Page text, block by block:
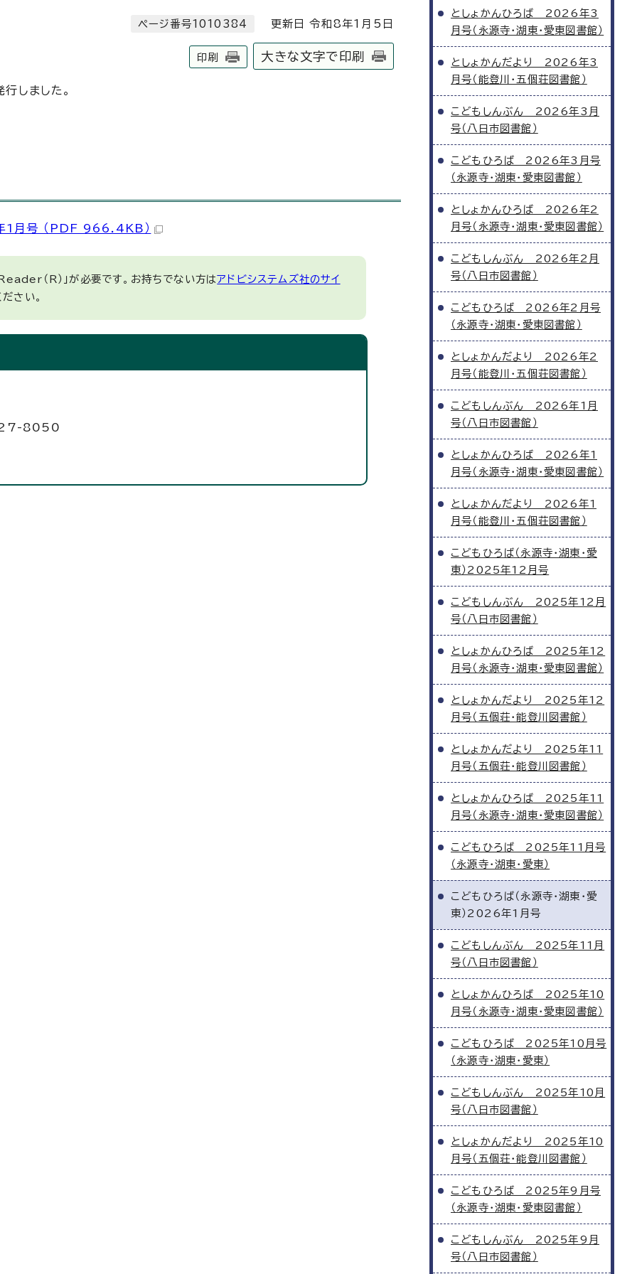
ページ番号1010384 更新日 令和8年1月5日
印刷 大きな文字で印刷
しました。
1月号 （PDF 966.4KB）
（R）」が必要です。お持ちでない方はアドビシステムズ社のサイ
さい。
8050
としょかんひろば 2026年3
月号（永源寺・湖東・愛東図書館）
としょかんだより 2026年3
月号（能登川・五個荘図書館）
こどもしんぶん 2026年3月
号（八日市図書館）
こどもひろば 2026年3月号
（永源寺・湖東・愛東図書館）
としょかんひろば 2026年2
月号（永源寺・湖東・愛東図書館）
こどもしんぶん 2026年2月
号（八日市図書館）
こどもひろば 2026年2月号
（永源寺・湖東・愛東図書館）
としょかんだより 2026年2
月号（能登川・五個荘図書館）
こどもしんぶん 2026年1月
号（八日市図書館）
としょかんひろば 2026年1
月号（永源寺・湖東・愛東図書館）
としょかんだより 2026年1
月号（能登川・五個荘図書館）
こどもひろば（永源寺・湖東・愛
東）2025年12月号
こどもしんぶん 2025年12月
号（八日市図書館）
としょかんひろば 2025年12
月号（永源寺・湖東・愛東図書館）
としょかんだより 2025年12
月号（五個荘・能登川図書館）
としょかんだより 2025年11
月号（五個荘・能登川図書館）
としょかんひろば 2025年11
月号（永源寺・湖東・愛東図書館）
こどもひろば 2025年11月号
（永源寺・湖東・愛東）
こどもひろば（永源寺・湖東・愛
東）2026年1月号
こどもしんぶん 2025年11月
号（八日市図書館）
としょかんひろば 2025年10
月号（永源寺・湖東・愛東図書館）
こどもひろば 2025年10月号
（永源寺・湖東・愛東）
こどもしんぶん 2025年10月
号（八日市図書館）
としょかんだより 2025年10
月号（五個荘・能登川図書館）
こどもひろば 2025年9月号
（永源寺・湖東・愛東図書館）
こどもしんぶん 2025年9月
号（八日市図書館）